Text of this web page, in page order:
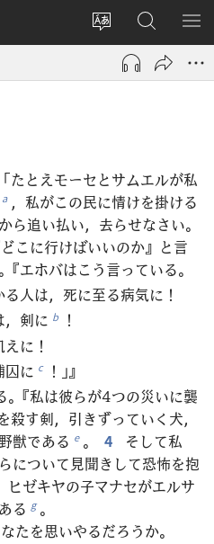
サ
ト
変
え
る
ロ
グ
ン
タ
ブ
で
開
く）
JW.ORG
の
検
メ
を
たとえモーセとサムエルが私
a ，私がこの民に情けを掛ける
ら追い払い，去らせなさい。
こに行けばいいのか』と言
エホバはこう言っている。
る人は，死に至る病気に！
，剣に b
！
に！
に c
！」』
『私は彼らが4つの災いに襲
殺す剣，引きずっていく犬，
獣である e 。 4
そして私
について見聞きして恐怖を抱
ヒゼキヤの子マナセがエルサ
る g 。
たを思いやるだろうか。